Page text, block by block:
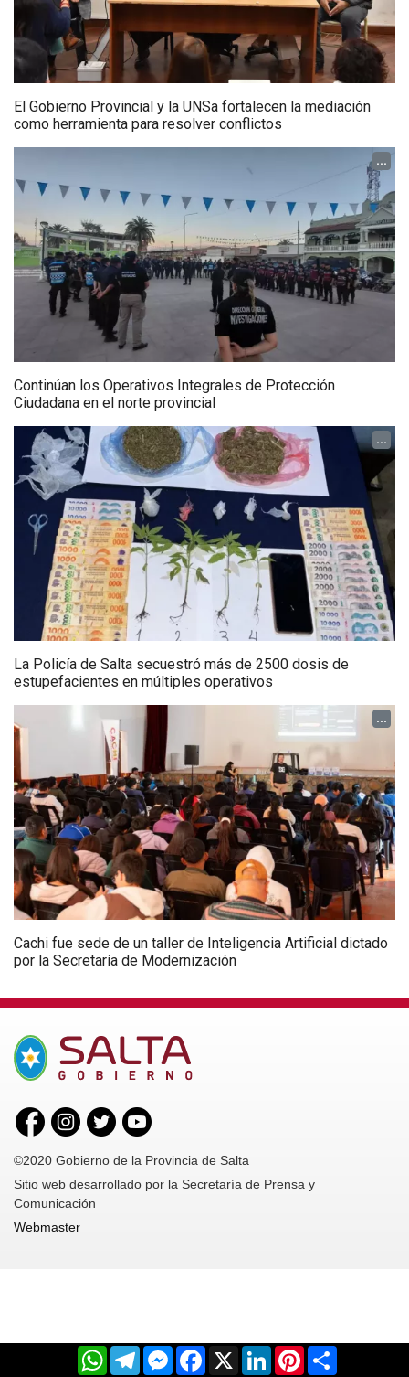
El Gobierno Provincial y la UNSa fortalecen la mediación
como herramienta para resolver conflictos
...
Continúan los Operativos Integrales de Protección
Ciudadana en el norte provincial
...
La Policía de Salta secuestró más de 2500 dosis de
estupefacientes en múltiples operativos
...
Cachi fue sede de un taller de Inteligencia Artificial dictado
por la Secretaría de Modernización
©2020 Gobierno de la Provincia de Salta
Sitio web desarrollado por la Secretaría de Prensa y
Comunicación
Webmaster
WhatsAppTelegramMessenger
Facebook
X LinkedInPinterest